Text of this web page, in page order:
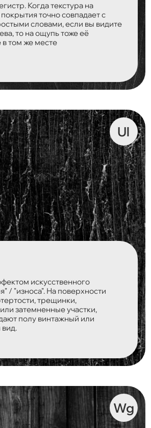
Когда текстура на
точно совпадает с
словами, если вы видите
то на ощупь тоже её
в том же месте
искусственного
/ "износа". На поверхности
трещинки,
затемненные участки,
полу винтажный или
Ul
Wg